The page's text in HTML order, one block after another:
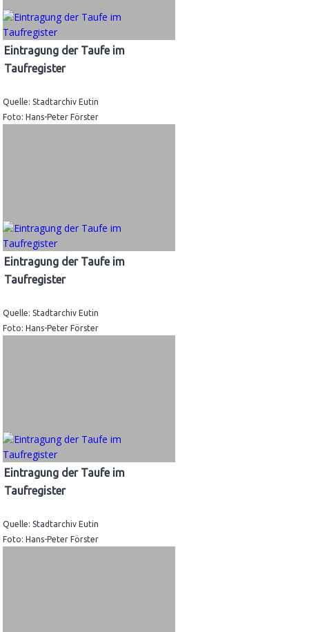
Eintragung der Taufe im
Taufregister
Quelle: Stadtarchiv Eutin
Foto: Hans-Peter Förster
Eintragung der Taufe im
Taufregister
Quelle: Stadtarchiv Eutin
Foto: Hans-Peter Förster
Eintragung der Taufe im
Taufregister
Quelle: Stadtarchiv Eutin
Foto: Hans-Peter Förster